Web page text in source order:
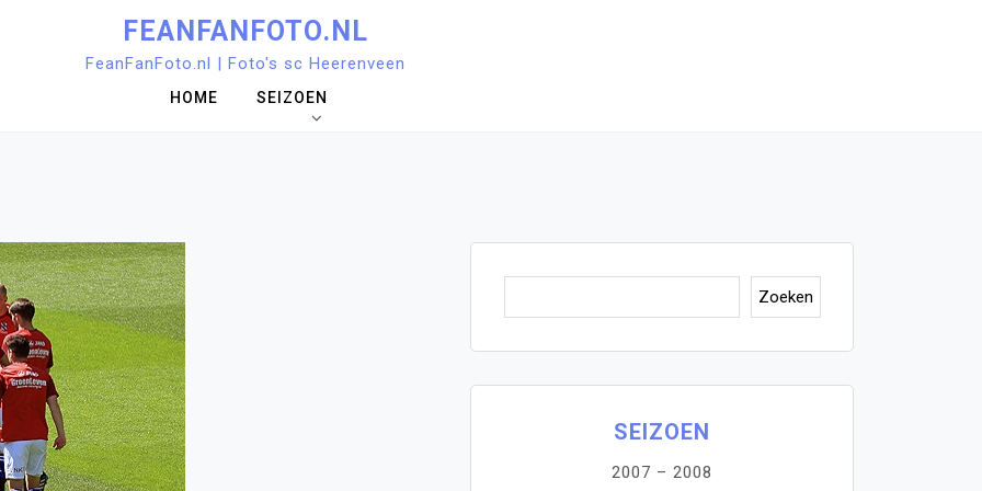
FEANFANFOTO.NL
FeanFanFoto.nl | Foto's sc Heerenveen
HOME SEIZOEN
Zoeken
SEIZOEN
2007 – 2008